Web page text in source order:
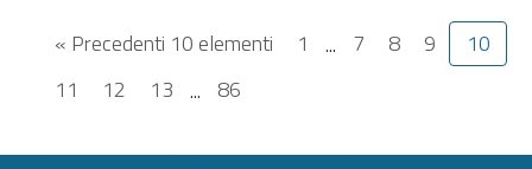
« Precedenti 10 elementi 1 ... 7 8 9
10
11
12 13 ... 86